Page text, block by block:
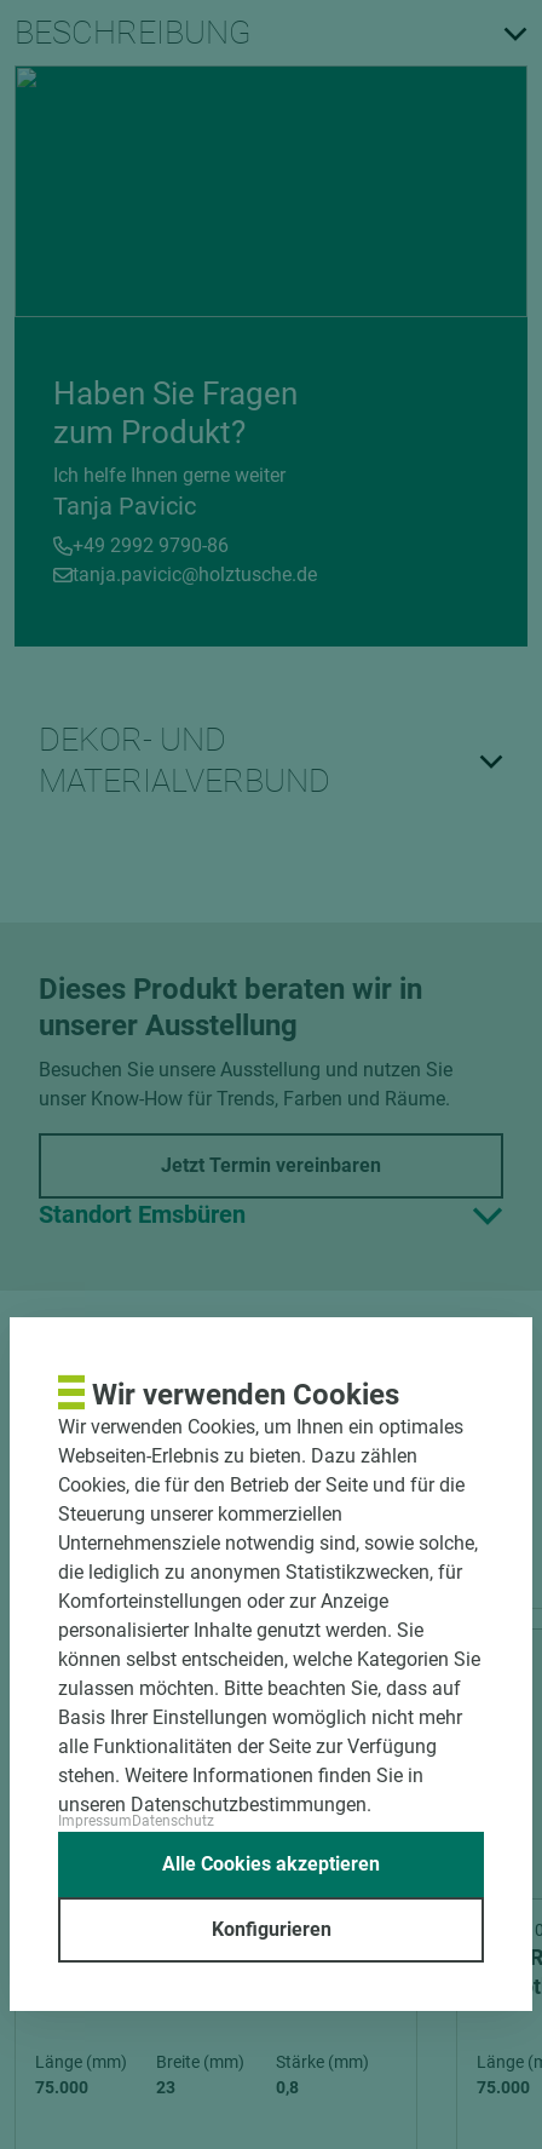
BESCHREIBUNG
Haben Sie Fragen
zum Produkt?
Ich helfe Ihnen gerne weiter
Tanja Pavicic
+49 2992 9790-86
tanja.pavicic@holztusche.de
DEKOR- UND
MATERIALVERBUND
Dieses Produkt beraten wir in
unserer Ausstellung
Besuchen Sie unsere Ausstellung und nutzen Sie
unser Know-How für Trends, Farben und Räume.
Jetzt Termin vereinbaren
Standort Emsbüren
PASSENDES ZUBEHÖR
4 weitere Varianten
EGGER ABS-Kante W1100 ST9
Länge (mm)
75.000
Breite (mm)
23
Stärke (mm)
0,8
Art.-Nr.
Länge
75.000
Wir verwenden Cookies
Wir verwenden Cookies, um Ihnen ein optimales
Webseiten-Erlebnis zu bieten. Dazu zählen
Cookies, die für den Betrieb der Seite und für die
Steuerung unserer kommerziellen
Unternehmensziele notwendig sind, sowie solche,
die lediglich zu anonymen Statistikzwecken, für
Komforteinstellungen oder zur Anzeige
personalisierter Inhalte genutzt werden. Sie
können selbst entscheiden, welche Kategorien Sie
zulassen möchten. Bitte beachten Sie, dass auf
Basis Ihrer Einstellungen womöglich nicht mehr
alle Funktionalitäten der Seite zur Verfügung
stehen. Weitere Informationen finden Sie in
unseren Datenschutzbestimmungen.
ImpressumDatenschutz
Konfigurieren
Alle Cookies akzeptieren